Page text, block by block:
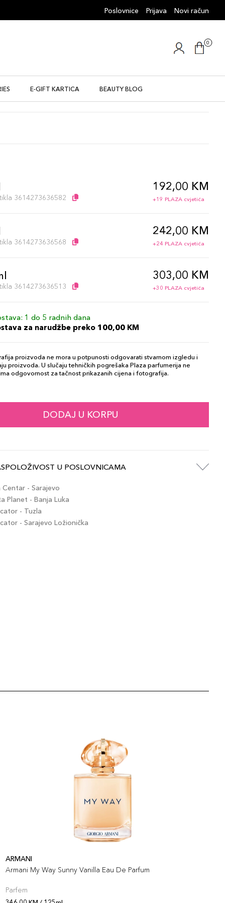
Poslovnice Prijava Novi račun
0
E-GIFT KARTICA BEAUTY BLOG
3614273636582
192,00 KM
+19 PLAZA cvjetića
3614273636568
242,00 KM
+24 PLAZA cvjetića
3614273636513
303,00 KM
+30 PLAZA cvjetića
1 do 5 radnih dana
za narudžbe preko 100,00 KM
proizvoda ne mora u potpunosti odgovarati stvarnom izgledu i
proizvoda. U slučaju tehničkih pogrešaka Plaza parfumerija ne
odgovornost za tačnost prikazanih cijena i fotografija.
DODAJ U KORPU
U POSLOVNICAMA
Centar - Sarajevo
Planet - Banja Luka
- Tuzla
- Sarajevo Ložionička
ARMANI
Armani My Way Sunny Vanilla Eau De Parfum
Parfem